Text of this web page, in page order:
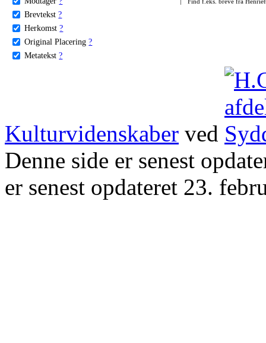
Brevtekst ?
Herkomst ?
Original Placering ?
Metatekst ?
Kulturvidenskaber ved
Denne side er senest
er senest opdateret 23.